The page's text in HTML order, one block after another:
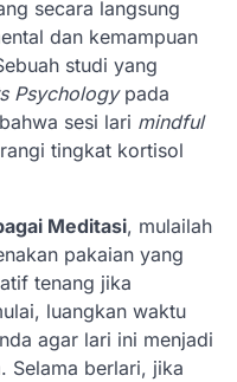
secara langsung
dan kemampuan
studi yang
Psychologypada
sesi lari mindful
tingkat kortisol
Meditasi, mulailah
pakaian yang
tenang jika
luangkan waktu
agar lari ini menjadi
Selama berlari, jika